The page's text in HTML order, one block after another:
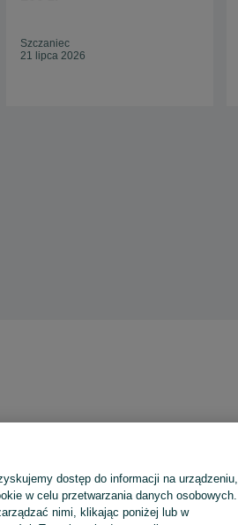
Szczaniec
21 lipca 2026
dostęp do informacji na urządzeniu,
w celu przetwarzania danych osobowych.
nimi, klikając poniżej lub w